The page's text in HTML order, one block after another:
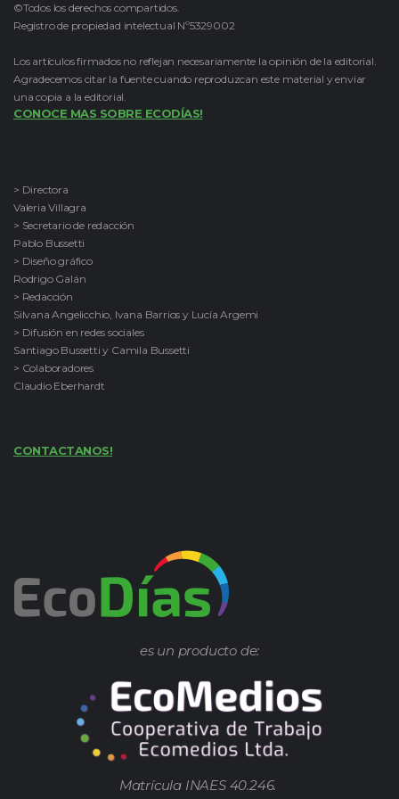
©Todos los derechos compartidos.
Registro de propiedad intelectual Nº5329002
Los artículos firmados no reflejan necesariamente la opinión de la editorial.
Agradecemos citar la fuente cuando reproduzcan este material y enviar
una copia a la editorial.
CONOCE MAS SOBRE ECODÍAS!
> Directora
Valeria Villagra
> Secretario de redacción
Pablo Bussetti
> Diseño gráfico
Rodrigo Galán
> Redacción
Silvana Angelicchio, Ivana Barrios y Lucía Argemi
> Difusión en redes sociales
Santiago Bussetti y Camila Bussetti
> Colaboradores
Claudio Eberhardt
CONTACTANOS!
es un producto de:
Matrícula INAES 40.246.